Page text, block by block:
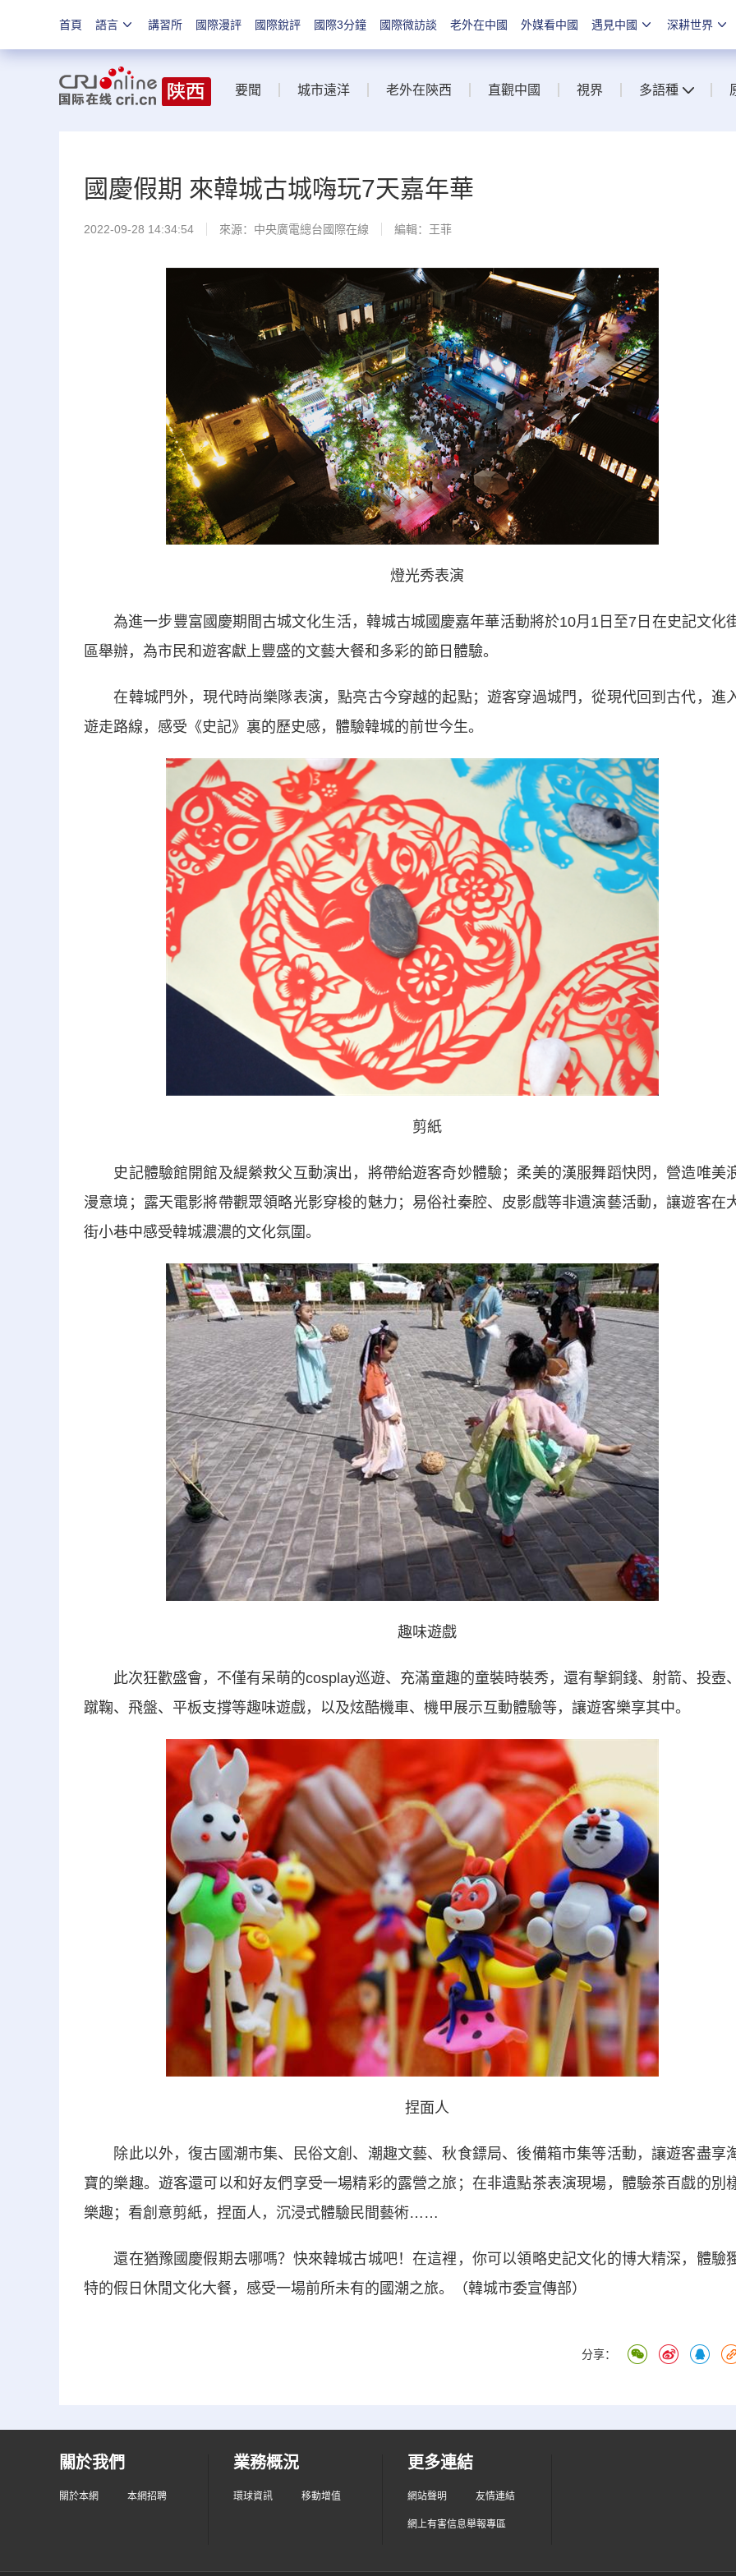
首頁 語言 講習所 國際漫評 國際銳評 國際3分鐘 國際微訪談 老外在中國 外媒看中國 遇見中國 深耕世界
要聞 城市遠洋 老外在陝西 直觀中國 視界 多語種
國慶假期 來韓城古城嗨玩7天嘉年華
2022-09-28 14:34:54 來源：中央廣電總台國際在線 編輯：王菲
燈光秀表演
為進一步豐富國慶期間古城文化生活，韓城古城國慶嘉年華活動將於10月1日至7日在史記文化
區舉辦，為市民和遊客獻上豐盛的文藝大餐和多彩的節日體驗。
在韓城門外，現代時尚樂隊表演，點亮古今穿越的起點；遊客穿過城門，從現代回到古代，進
遊走路線，感受《史記》裏的歷史感，體驗韓城的前世今生。
剪紙
史記體驗館開館及緹縈救父互動演出，將帶給遊客奇妙體驗；柔美的漢服舞蹈快閃，營造唯美
漫意境；露天電影將帶觀眾領略光影穿梭的魅力；易俗社秦腔、皮影戲等非遺演藝活動，讓遊客在
街小巷中感受韓城濃濃的文化氛圍。
趣味遊戲
此次狂歡盛會，不僅有呆萌的cosplay巡遊、充滿童趣的童裝時裝秀，還有擊銅錢、射箭、投壺
蹴鞠、飛盤、平板支撐等趣味遊戲，以及炫酷機車、機甲展示互動體驗等，讓遊客樂享其中。
捏面人
除此以外，復古國潮市集、民俗文創、潮趣文藝、秋食鏢局、後備箱市集等活動，讓遊客盡享
寶的樂趣。遊客還可以和好友們享受一場精彩的露營之旅；在非遺點茶表演現場，體驗茶百戲的別
樂趣；看創意剪紙，捏面人，沉浸式體驗民間藝術……
還在猶豫國慶假期去哪嗎？快來韓城古城吧！在這裡，你可以領略史記文化的博大精深，體驗
特的假日休閒文化大餐，感受一場前所未有的國潮之旅。（韓城市委宣傳部）
分享：
關於我們
關於本網 本網招聘
業務概況
環球資訊 移動增值
更多連結
網站聲明 友情連結
網上有害信息舉報專區